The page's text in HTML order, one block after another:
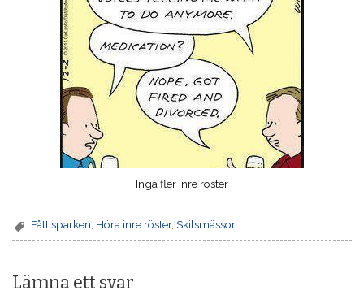
Inga fler inre röster
Fått sparken, Höra inre röster,Skilsmässor
Lämna ett svar